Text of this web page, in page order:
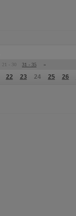
21 - 30 31 - 35 »
22 23 24 25 26